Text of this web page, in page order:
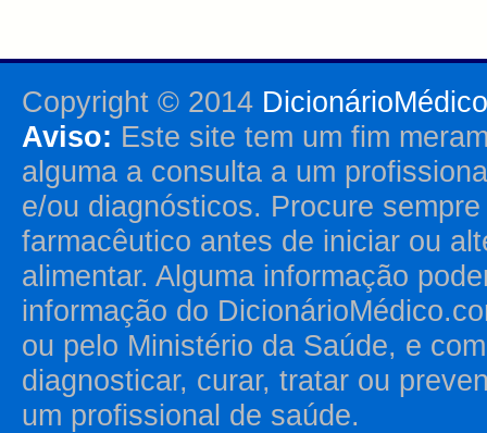
Copyright © 2014
Aviso: Este site tem um fim
alguma a consulta a um
e/ou diagnósticos. Procure
farmacêutico antes de iniciar ou
alimentar. Alguma informação
informação do
ou pelo Ministério da Saúde, e
diagnosticar, curar, tratar ou
um profissional de saúde.